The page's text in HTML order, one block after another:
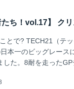
たち！vol.17】 ク
とで? TECH21（テ
本一のビッグレー
した。8耐を走った
ラス王者となったク
活躍!! 1955年生まれ